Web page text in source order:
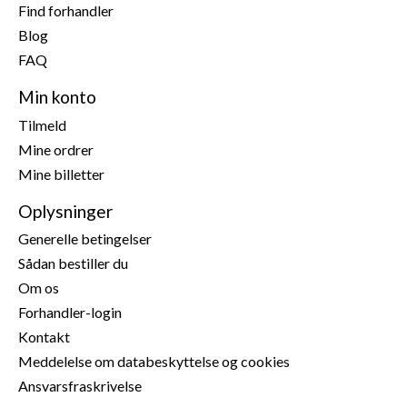
Sikkerhedshenvisninger
9723 AZ Groningen, Holland,
Find forhandler
Blog
FAQ
Min konto
Tilmeld
Mine ordrer
Mine billetter
Oplysninger
Generelle betingelser
Sådan bestiller du
Om os
Forhandler-login
Kontakt
Meddelelse om databeskyttelse og cookies
Ansvarsfraskrivelse